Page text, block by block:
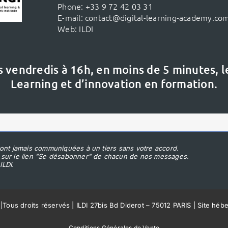
Phone: +33 9 72 42 03 31
E-mail: contact@digital-learning-
Web: ILDI
à 16h, en moins de 5 minutes,
Learning et d’innovation en formation.
jamais communiquées à un tiers sans votre accord.
le lien "Se désabonner" de chacun de nos messages.
Tous droits réservés | ILDI 27bis Bd Diderot – 75012 PARIS | Site